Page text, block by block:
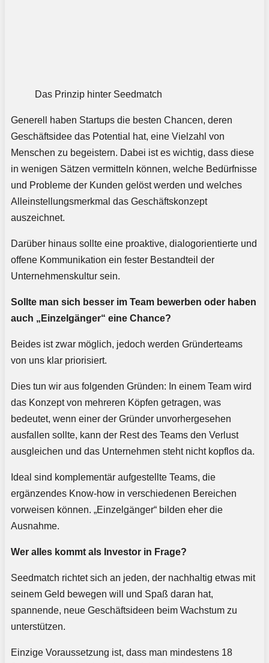
Das Prinzip hinter Seedmatch
Generell haben Startups die besten Chancen, deren
Geschäftsidee das Potential hat, eine Vielzahl von
Menschen zu begeistern. Dabei ist es wichtig, dass diese
in wenigen Sätzen vermitteln können, welche Bedürfnisse
und Probleme der Kunden gelöst werden und welches
Alleinstellungsmerkmal das Geschäftskonzept
auszeichnet.
Darüber hinaus sollte eine proaktive, dialogorientierte und
offene Kommunikation ein fester Bestandteil der
Unternehmenskultur sein.
Sollte man sich besser im Team bewerben oder haben
auch „Einzelgänger“ eine Chance?
Beides ist zwar möglich, jedoch werden Gründerteams
von uns klar priorisiert.
Dies tun wir aus folgenden Gründen: In einem Team wird
das Konzept von mehreren Köpfen getragen, was
bedeutet, wenn einer der Gründer unvorhergesehen
ausfallen sollte, kann der Rest des Teams den Verlust
ausgleichen und das Unternehmen steht nicht kopflos da.
Ideal sind komplementär aufgestellte Teams, die
ergänzendes Know-how in verschiedenen Bereichen
vorweisen können. „Einzelgänger“ bilden eher die
Ausnahme.
Wer alles kommt als Investor in Frage?
Seedmatch richtet sich an jeden, der nachhaltig etwas mit
seinem Geld bewegen will und Spaß daran hat,
spannende, neue Geschäftsideen beim Wachstum zu
unterstützen.
Einzige Voraussetzung ist, dass man mindestens 18